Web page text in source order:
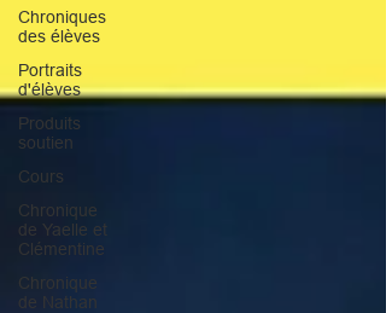
Chroniques
des élèves
Portraits
d'élèves
Produits
soutien
Cours
Chronique
de Yaelle et
Clémentine
Chronique
de Nathan